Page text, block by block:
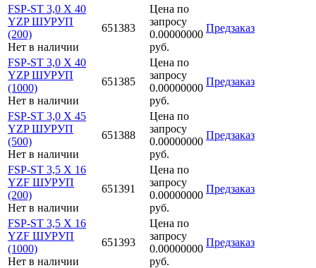
FSP-ST 3,0 X 40
YZP ШУРУП
(200)
Нет в наличии
651383
Цена по
запросу
0.00000000
руб.
Предзаказ
FSP-ST 3,0 X 40
YZP ШУРУП
(1000)
Нет в наличии
651385
Цена по
запросу
0.00000000
руб.
Предзаказ
FSP-ST 3,0 X 45
YZP ШУРУП
(500)
Нет в наличии
651388
Цена по
запросу
0.00000000
руб.
Предзаказ
FSP-ST 3,5 X 16
YZF ШУРУП
(200)
Нет в наличии
651391
Цена по
запросу
0.00000000
руб.
Предзаказ
FSP-ST 3,5 X 16
YZF ШУРУП
(1000)
Нет в наличии
651393
Цена по
запросу
0.00000000
руб.
Предзаказ